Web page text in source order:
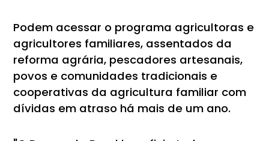
Podem acessar o programa agricultoras e
agricultores familiares, assentados da
reforma agrária, pescadores artesanais,
povos e comunidades tradicionais e
cooperativas da agricultura familiar com
dívidas em atraso há mais de um ano.